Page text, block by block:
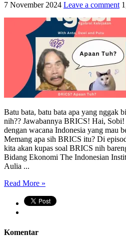
7 November 2024 Leave a comment
Batu bata, batu bata apa yang nggak
nih?? Jawabannya BRICS! Hai,
dengan wacana Indonesia yang mau
Memang apa sih BRICS itu? Di
kita akan kupas soal BRICS nih
Bidang Ekonomi The Indonesian
Aulia ...
Read More »
Komentar